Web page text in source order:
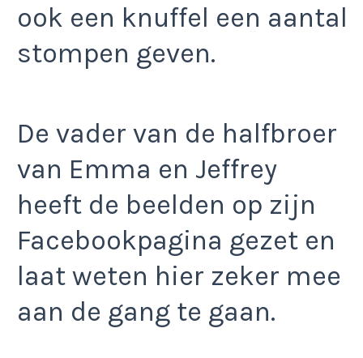
ook een knuffel een aantal
stompen geven.
De vader van de halfbroer
van Emma en Jeffrey
heeft de beelden op zijn
Facebookpagina gezet en
laat weten hier zeker mee
aan de gang te gaan.